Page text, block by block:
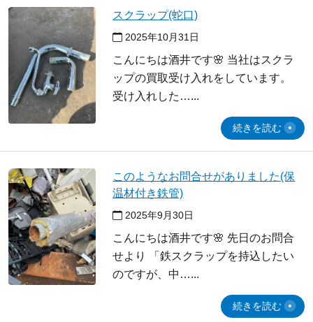
スクラップ(蛇口)
2025年10月31日
こんにちは酒井です🌸 当社はスクラ
ップの買取受け入れをしています。
受け入れした…
続きを読む
このようなお問合せがありました(保
温材付き鉄管)
2025年9月30日
こんにちは酒井です🌸 先日のお問合
せより 「鉄スクラップを持込したい
のですが、中…
続きを読む